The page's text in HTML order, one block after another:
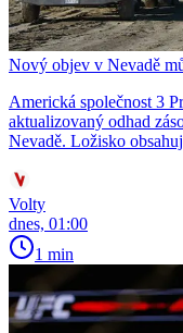
Nový objev v Nevadě
Americká společnost 3
aktualizovaný odhad
Nevadě. Ložisko
Volty
dnes, 01:00
1 min